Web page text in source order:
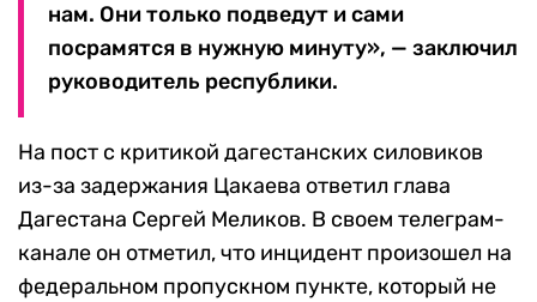
нам. Они только подведут и сами
посрамятся в нужную минуту», — заключил
руководитель республики.
На пост с критикой дагестанских силовиков
из-за задержания Цакаева ответил глава
Дагестана Сергей Меликов. В своем телеграм-
канале он отметил, что инцидент произошел на
федеральном пропускном пункте, который не